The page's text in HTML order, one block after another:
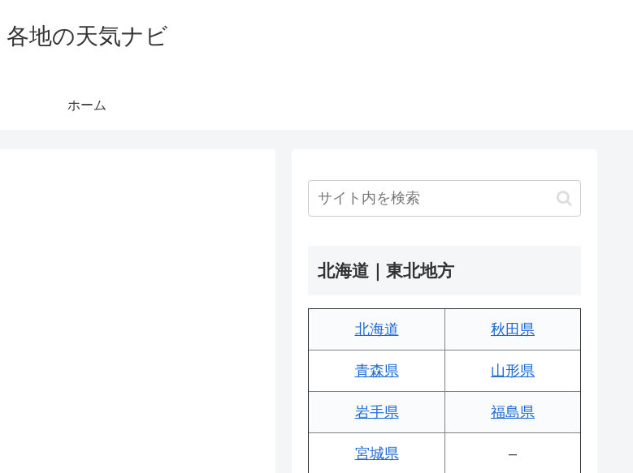
各地の天気ナビ
ホーム
北海道｜東北地方
北海道 秋田県
青森県 山形県
岩手県 福島県
宮城県 –